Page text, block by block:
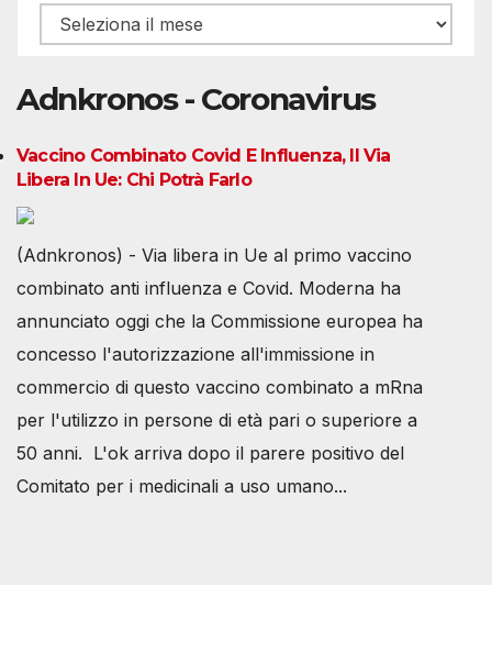
Archivio
Adnkronos - Coronavirus
Vaccino Combinato Covid E Influenza, Il Via
Libera In Ue: Chi Potrà Farlo
(Adnkronos) - Via libera in Ue al primo vaccino
combinato anti influenza e Covid. Moderna ha
annunciato oggi che la Commissione europea ha
concesso l'autorizzazione all'immissione in
commercio di questo vaccino combinato a mRna
per l'utilizzo in persone di età pari o superiore a
50 anni. L'ok arriva dopo il parere positivo del
Comitato per i medicinali a uso umano...